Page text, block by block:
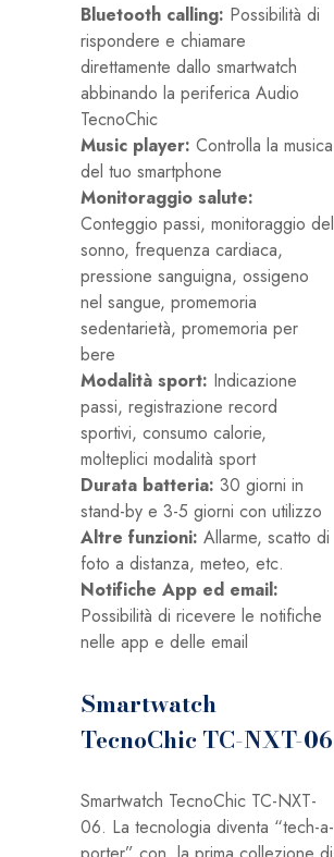
Bluetooth calling: Possibilità di
rispondere e chiamare
direttamente dallo smartwatch
abbinando la periferica Audio
TecnoChic
Music player: Controlla la musica
del tuo smartphone
Monitoraggio salute:
Conteggio passi, monitoraggio del
sonno, frequenza cardiaca,
pressione sanguigna, ossigeno
nel sangue, promemoria
sedentarietà, promemoria per
bere
Modalità sport: Indicazione
passi, registrazione record
sportivi, consumo calorie,
molteplici modalità sport
Durata batteria: 30 giorni in
stand-by e 3-5 giorni con utilizzo
Altre funzioni: Allarme, scatto di
foto a distanza, meteo, etc.
Notifiche App ed email:
Possibilità di ricevere le notifiche
nelle app e delle email
Smartwatch
TecnoChic TC-NXT-06
Smartwatch TecnoChic TC-NXT-
06. La tecnologia diventa “tech-a-